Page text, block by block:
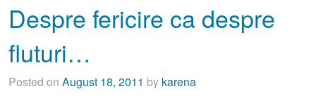
Despre fericire ca despre
fluturi…
Posted on August 18, 2011 by karena